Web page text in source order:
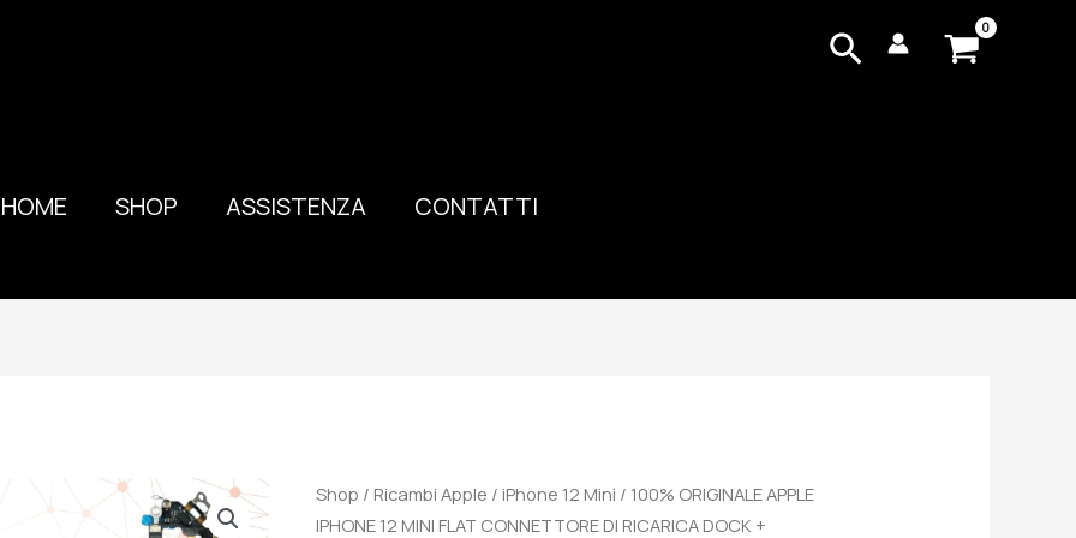
Cerca
HOME SHOP ASSISTENZA CONTATTI
Shop / Ricambi Apple / iPhone 12 Mini / 100% ORIGINALE APPLE
IPHONE 12 MINI FLAT CONNETTORE DI RICARICA DOCK +
100%
ORIGINALE